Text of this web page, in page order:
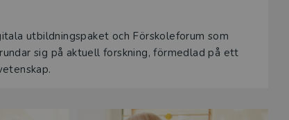
utbildningspaket och Förskoleforum som
sig på aktuell forskning, förmedlad på ett